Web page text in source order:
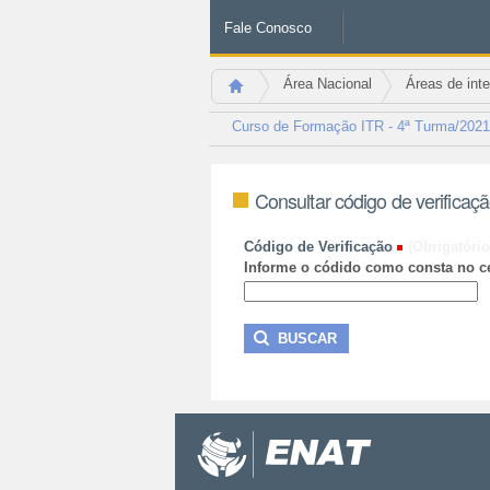
Fale Conosco
Área Nacional Áreas de
Curso de Formação ITR - 4ª Turma/
Consultar código de
Código de Verificação
Informe o códido como consta no